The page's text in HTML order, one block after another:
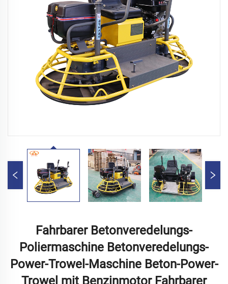
Fahrbarer Betonveredelungs-
Poliermaschine Betonveredelungs-
Power-Trowel-Maschine Beton-Power-
Trowel mit Benzinmotor Fahrbarer